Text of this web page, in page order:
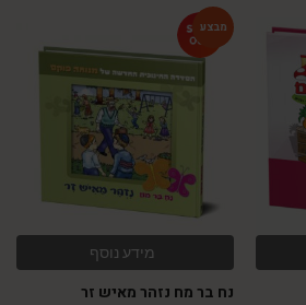
מידע נוסף
נח בר מח נזהר מאיש זר